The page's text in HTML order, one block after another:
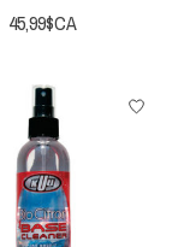
45,99$CA